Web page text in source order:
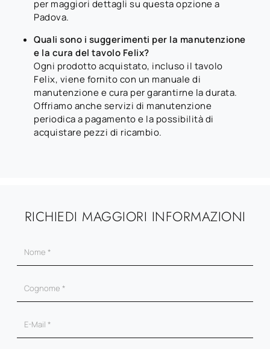
per maggiori dettagli su questa opzione a
Padova.
Quali sono i suggerimenti per la manutenzione
e la cura del tavolo Felix?
Ogni prodotto acquistato, incluso il tavolo
Felix, viene fornito con un manuale di
manutenzione e cura per garantirne la durata.
Offriamo anche servizi di manutenzione
periodica a pagamento e la possibilità di
acquistare pezzi di ricambio.
RICHIEDI MAGGIORI INFORMAZIONI